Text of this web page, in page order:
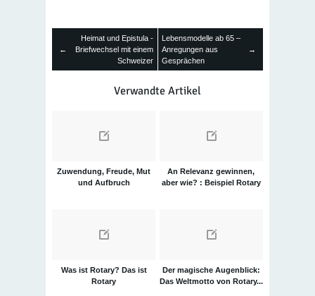
←
Heimat und Epistula -
Briefwechsel mit einem
Schweizer
Lebensmodelle ab 65 –
Anregungen aus
Gesprächen
→
Verwandte Artikel
Zuwendung, Freude, Mut
und Aufbruch
An Relevanz gewinnen,
aber wie? : Beispiel Rotary
Was ist Rotary? Das ist
Rotary
Der magische Augenblick:
Das Weltmotto von Rotary...